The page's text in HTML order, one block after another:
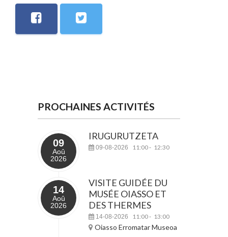
PROCHAINES ACTIVITÉS
09
Aoû
2026
IRUGURUTZETA
09-08-2026 11:00- 12:30
14
Aoû
2026
VISITE GUIDÉE DU
MUSÉE OIASSO ET
DES THERMES
14-08-2026 11:00- 13:00
Oiasso Erromatar Museoa